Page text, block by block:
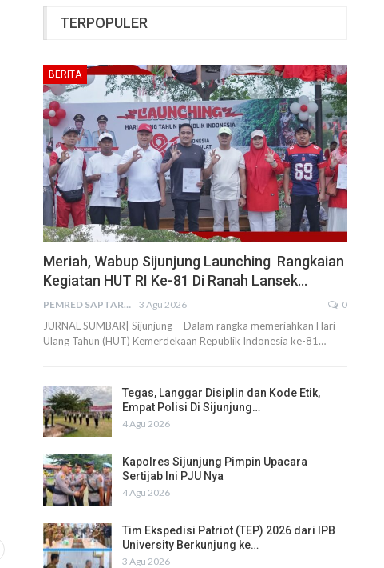
TERPOPULER
BERITA
Meriah, Wabup Sijunjung Launching Rangkaian
Kegiatan HUT RI Ke-81 Di Ranah Lansek…
PEMRED SAPTARIUS 3 Agu 2026 0
JURNAL SUMBAR| Sijunjung - Dalam rangka memeriahkan Hari
Ulang Tahun (HUT) Kemerdekaan Republik Indonesia ke-81…
Tegas, Langgar Disiplin dan Kode Etik,
Empat Polisi Di Sijunjung…
4 Agu 2026
Kapolres Sijunjung Pimpin Upacara
Sertijab Ini PJU Nya
4 Agu 2026
Tim Ekspedisi Patriot (TEP) 2026 dari IPB
University Berkunjung ke…
3 Agu 2026